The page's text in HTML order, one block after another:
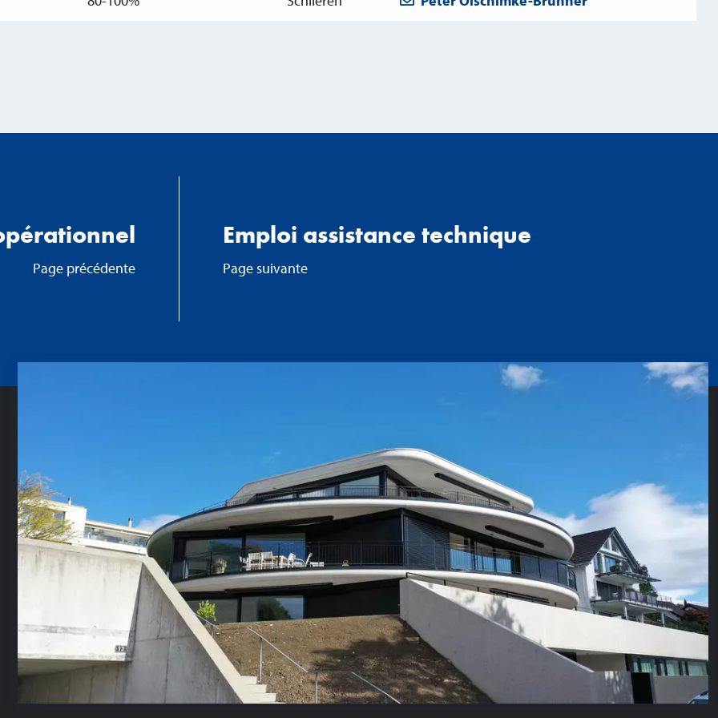
Page précédente
Emploi assistance technique
Page suivante